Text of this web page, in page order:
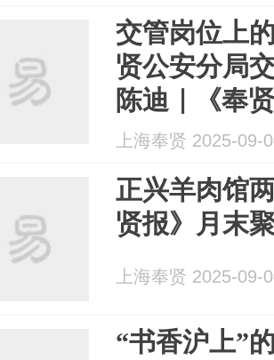
交管岗位上
贤公安分局
陈迪｜《奉
上海奉贤 2025-09-
正兴羊肉馆
贤报》月末
上海奉贤 2025-09-
“书香沪上”